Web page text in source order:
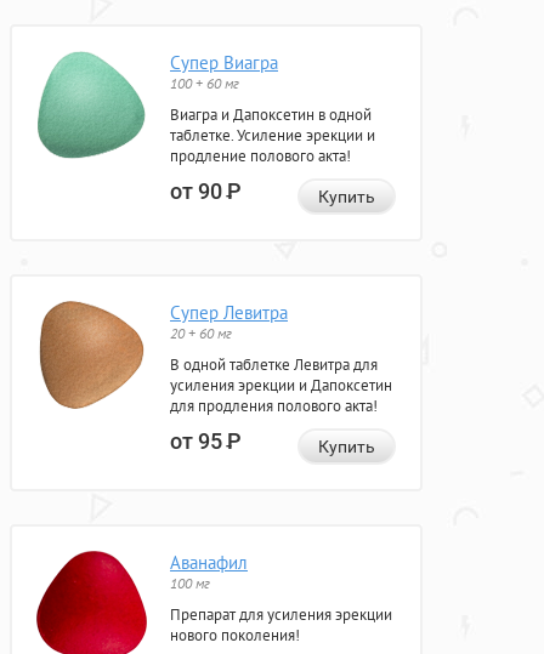
Супер Виагра
100 + 60 мг
Виагра и Дапоксетин в одной
таблетке. Усиление эрекции и
продление полового акта!
от 90Р Купить
Супер Левитра
20 + 60 мг
В одной таблетке Левитра для
усиления эрекции и Дапоксетин
для продления полового акта!
от 95Р Купить
Аванафил
100 мг
Препарат для усиления эрекции
нового поколения!